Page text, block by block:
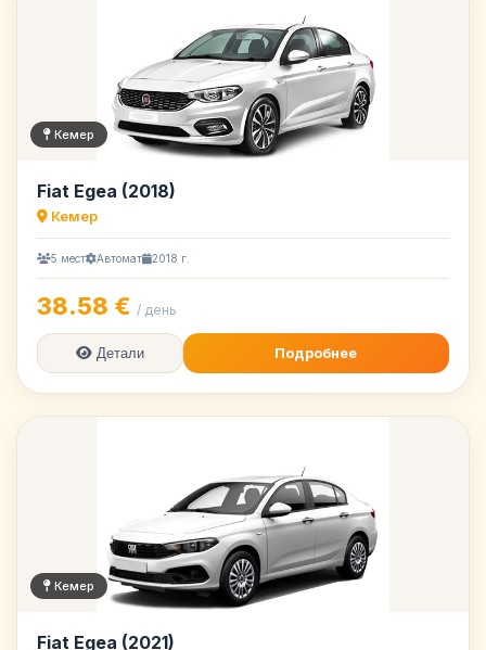
Кемер
Fiat Egea (2018)
Кемер
5 мест Автомат 2018 г.
38.58 € / день
Детали Подробнее
Кемер
Fiat Egea (2021)